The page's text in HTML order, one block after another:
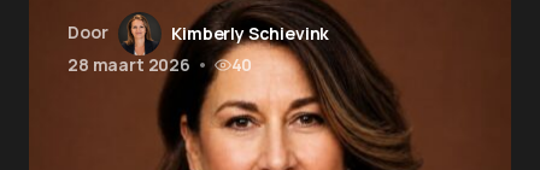
Door
Kimberly Schievink
28 maart 2026 • 40